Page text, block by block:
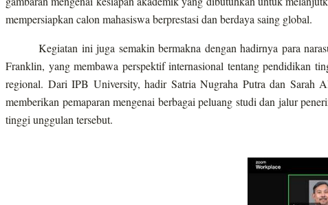
mempersiapkan calon mahasiswa berprestasi dan berdaya saing global.
Kegiatan ini juga semakin bermakna dengan hadirnya para
Franklin, yang membawa perspektif internasional tentang pendidikan
regional. Dari IPB University, hadir Satria Nugraha Putra dan
memberikan pemaparan mengenai berbagai peluang studi dan jalur
tinggi unggulan tersebut.